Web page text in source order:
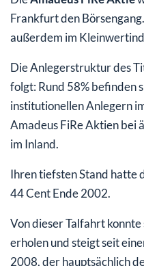
Aktuelle
AG (Stand 2018)
Amadeus FiRe Aktie:
Frankfurt den
außerdem im
Die Anlegerstruktur des
folgt: Rund 58% befinden
institutionellen Anlegern
Amadeus FiRe Aktien bei
im Inland.
Ihren tiefsten Stand hatte
44 Cent Ende 2002.
Von dieser Talfahrt konnte
erholen und steigt seit
2008, der hauptsächlich